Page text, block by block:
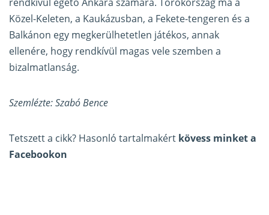
Közel-Keleten, a Kaukázusban, a Fekete-tengeren és a
Balkánon egy megkerülhetetlen játékos, annak
ellenére, hogy rendkívül magas vele szemben a
bizalmatlanság.
Szemlézte: Szabó Bence
Tetszett a cikk? Hasonló tartalmakért kövess minket a
Facebookon